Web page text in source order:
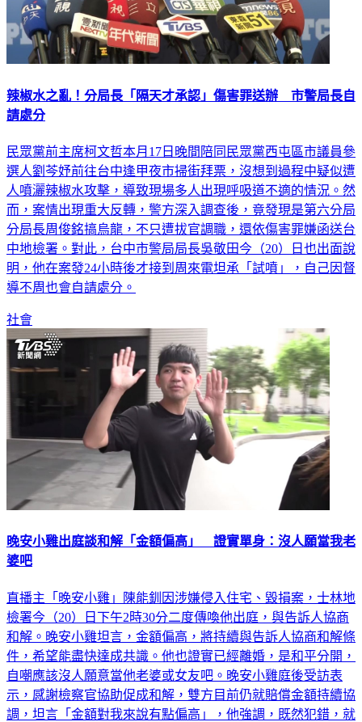
辣椒水之亂！分局長「隔天才承認」傷害罪送辦 市警局長自
請處分
民眾黨前主席柯文哲本月17日晚間陪同民眾黨西屯區市議員參
選人劉芩妤前往台中逢甲夜市掃街拜票，沒想到過程中疑似遭
人噴灑辣椒水攻擊，導致現場多人出現呼吸道不適的情況。然
而，案情出現重大反轉，警方深入調查後，竟發現是第六分局
分局長周俊銘搞烏龍，不只遭拔官調職，還依傷害罪嫌函送台
中地檢署。對此，台中市警局局長吳敬田今（20）日也出面說
明，他在案發24小時後才接到周來電坦承「試噴」，自己因督
導不周也會自請處分。
社會
晚安小雞出庭談和解「金額偏高」 證實單身：沒人願當我老
婆吧
直播主「晚安小雞」陳能釧因涉嫌侵入住宅、毀損案，士林地
檢署今（20）日下午2時30分二度傳喚他出庭，與告訴人協商
和解。晚安小雞坦言，金額偏高，將持續與告訴人協商和解條
件，希望能盡快達成共識。他也證實已經離婚，是和平分開，
自嘲應該沒人願意當他老婆或女友吧。晚安小雞庭後受訪表
示，感謝檢察官協助促成和解，雙方目前仍就賠償金額持續協
調，坦言「金額對我來說有點偏高」，他強調，既然犯錯，就